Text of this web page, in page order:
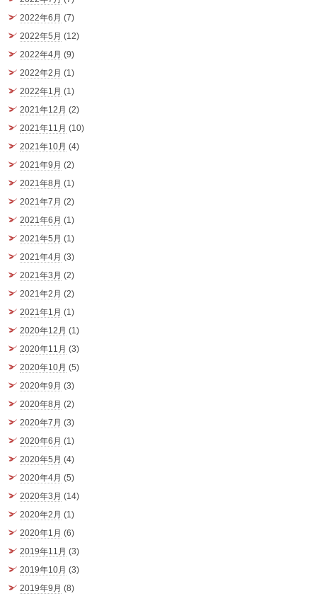
2022年6月 (7)
2022年5月 (12)
2022年4月 (9)
2022年2月 (1)
2022年1月 (1)
2021年12月 (2)
2021年11月 (10)
2021年10月 (4)
2021年9月 (2)
2021年8月 (1)
2021年7月 (2)
2021年6月 (1)
2021年5月 (1)
2021年4月 (3)
2021年3月 (2)
2021年2月 (2)
2021年1月 (1)
2020年12月 (1)
2020年11月 (3)
2020年10月 (5)
2020年9月 (3)
2020年8月 (2)
2020年7月 (3)
2020年6月 (1)
2020年5月 (4)
2020年4月 (5)
2020年3月 (14)
2020年2月 (1)
2020年1月 (6)
2019年11月 (3)
2019年10月 (3)
2019年9月 (8)